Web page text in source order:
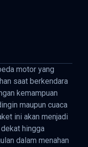
motor yang
saat berkendara
kemampuan
maupun cuaca
ini akan menjadi
hingga
dalam menahan